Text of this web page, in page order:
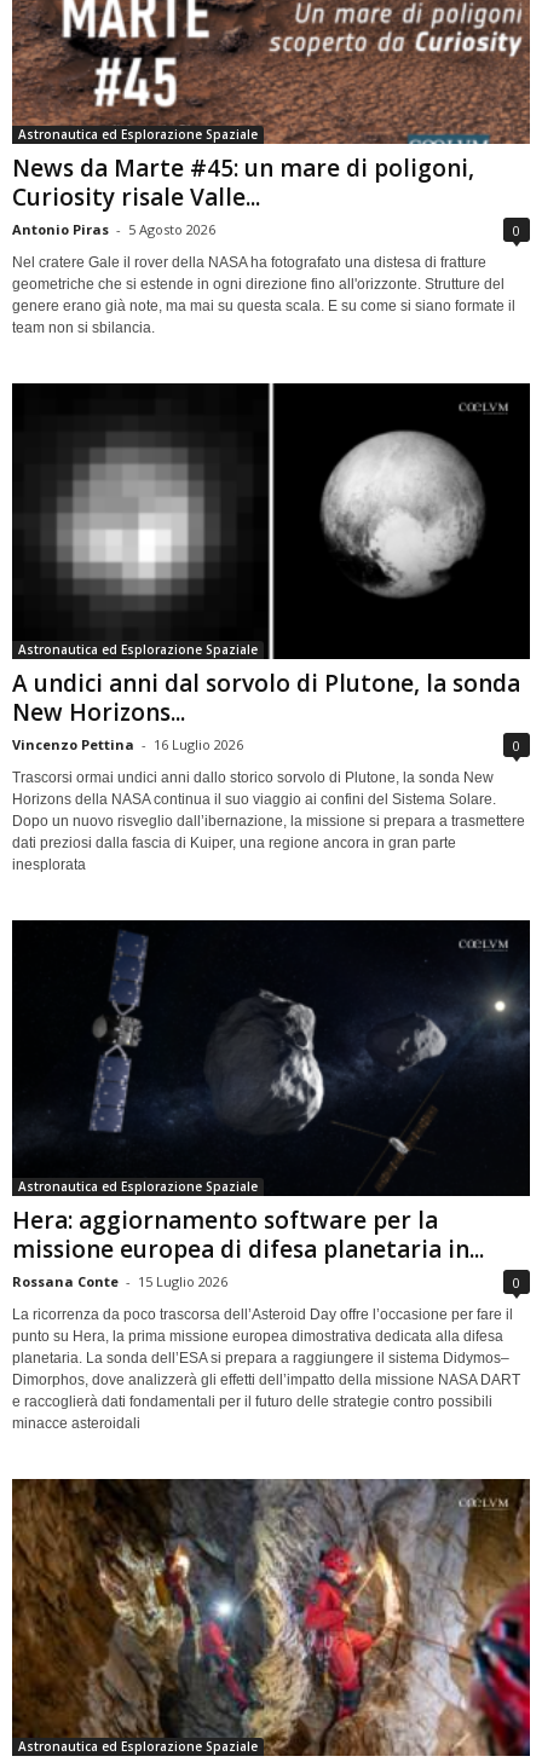
Astronautica ed Esplorazione Spaziale
News da Marte #45: un mare di poligoni,
Curiosity risale Valle...
Antonio Piras - 5 Agosto 2026 0
Nel cratere Gale il rover della NASA ha fotografato una distesa di fratture
geometriche che si estende in ogni direzione fino all'orizzonte. Strutture del
genere erano già note, ma mai su questa scala. E su come si siano formate il
team non si sbilancia.
Astronautica ed Esplorazione Spaziale
A undici anni dal sorvolo di Plutone, la sonda
New Horizons...
Vincenzo Pettina - 16 Luglio 2026 0
Trascorsi ormai undici anni dallo storico sorvolo di Plutone, la sonda New
Horizons della NASA continua il suo viaggio ai confini del Sistema Solare.
Dopo un nuovo risveglio dall’ibernazione, la missione si prepara a trasmettere
dati preziosi dalla fascia di Kuiper, una regione ancora in gran parte
inesplorata
Astronautica ed Esplorazione Spaziale
Hera: aggiornamento software per la
missione europea di difesa planetaria in...
Rossana Conte - 15 Luglio 2026 0
La ricorrenza da poco trascorsa dell’Asteroid Day offre l’occasione per fare il
punto su Hera, la prima missione europea dimostrativa dedicata alla difesa
planetaria. La sonda dell’ESA si prepara a raggiungere il sistema Didymos–
Dimorphos, dove analizzerà gli effetti dell’impatto della missione NASA DART
e raccoglierà dati fondamentali per il futuro delle strategie contro possibili
minacce asteroidali
Astronautica ed Esplorazione Spaziale